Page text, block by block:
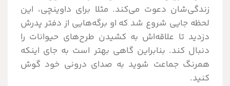
زندگی‌شان دعوت می‌کند. مثلا برای داوینچی، این
لحظه جایی شروع شد که او برگه‌هایی از دفتر پدرش
دزدید تا علاقه‌اش به کشیدن طرح‌های حیوانات را
دنبال کند. بنابراین گاهی بهتر است به جای اینکه
همرنگ جماعت شوید به صدای درونی خود گوش
کنید.